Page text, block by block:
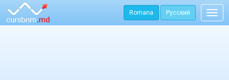
Romana Русский